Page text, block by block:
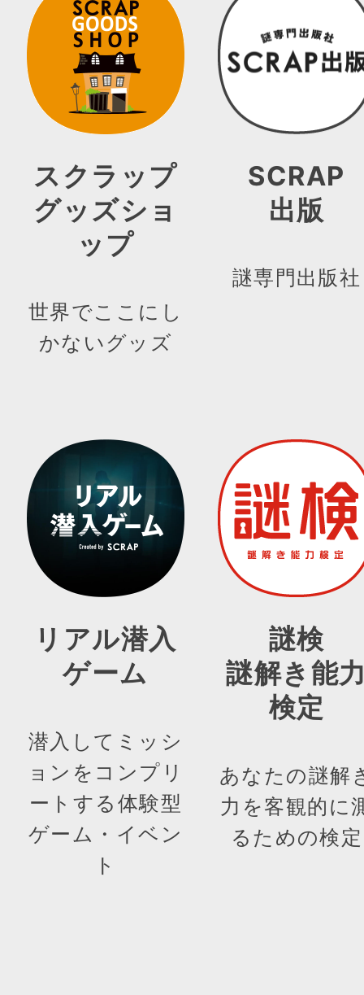
スクラップ
グッズショ
ップ
世界でここにし
かないグッズ
SCRAP
出版
謎専門出版社
リアル潜入
ゲーム
潜入してミッシ
ョンをコンプリ
ートする体験型
ゲーム・イベン
ト
謎検
謎解き能
検定
あなたの謎解
力を客観的に
るための検定